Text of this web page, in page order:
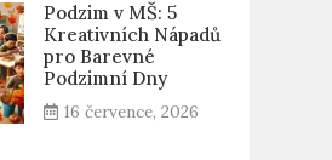
Podzim v MŠ: 5
Kreativních Nápadů
pro Barevné
Podzimní Dny
16 července, 2026